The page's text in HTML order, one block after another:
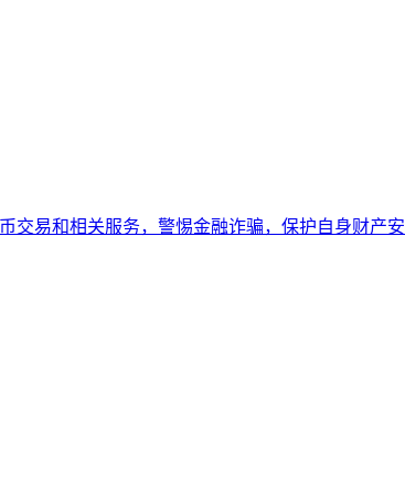
交易和相关服务，警惕金融诈骗，保护自身财产